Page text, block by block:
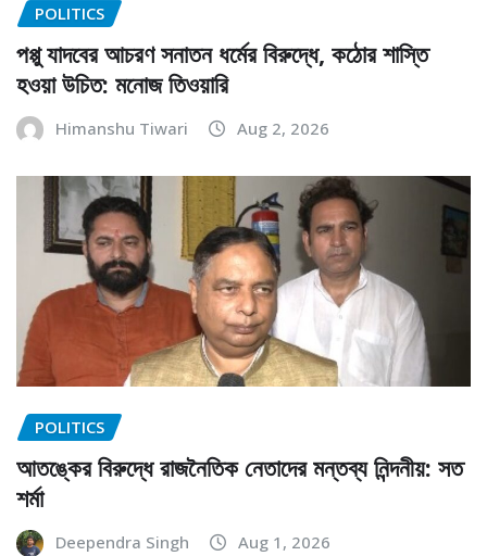
POLITICS
পপ্পু যাদবের আচরণ সনাতন ধর্মের বিরুদ্ধে, কঠোর শাস্তি
হওয়া উচিত: মনোজ তিওয়ারি
Himanshu Tiwari Aug 2, 2026
POLITICS
আতঙ্কের বিরুদ্ধে রাজনৈতিক নেতাদের মন্তব্য নিন্দনীয়: সত
শর্মা
Deependra Singh Aug 1, 2026